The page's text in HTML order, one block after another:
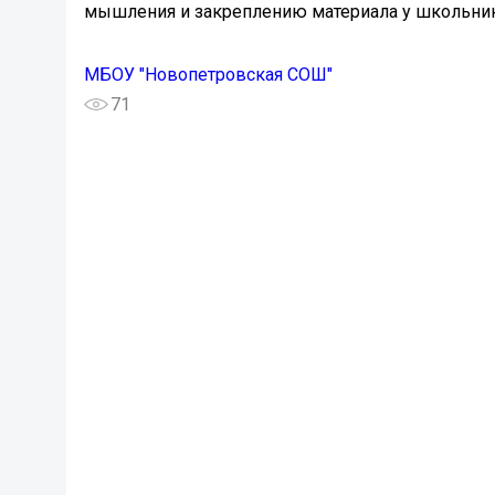
мышления и закреплению материала у
МБОУ "Новопетровская СОШ"
71